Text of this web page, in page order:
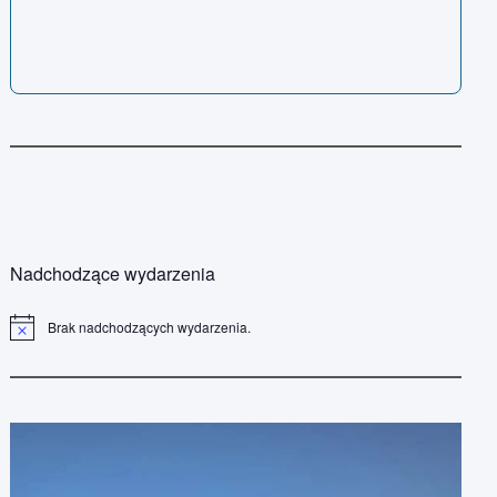
Nadchodzące wydarzenia
P
d
Brak nadchodzących wydarzenia.